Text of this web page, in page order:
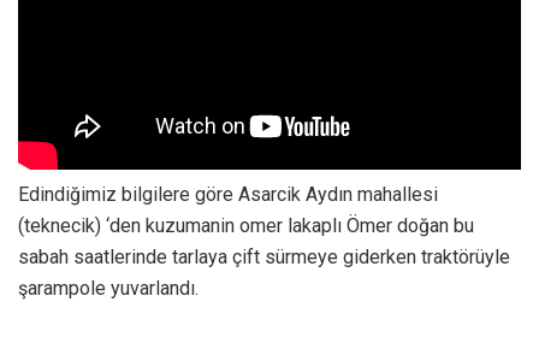
Edindiğimiz bilgilere göre Asarcik Aydın mahallesi
(teknecik) ‘den kuzumanin omer lakaplı Ömer doğan bu
sabah saatlerinde tarlaya çift sürmeye giderken traktörüyle
şarampole yuvarlandı.